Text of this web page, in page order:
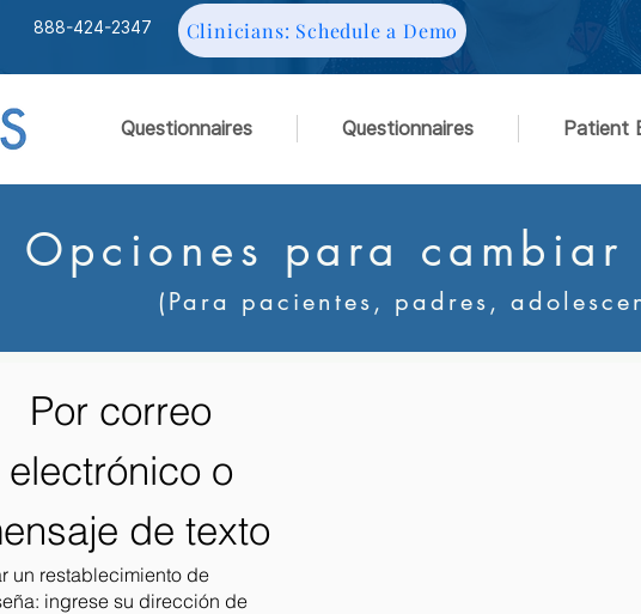
888-424-2347 Clinicians: Schedule a Demo
Questionnaires Questionnaires Patient
Opciones para cambiar
(Para pacientes, padres,
Por correo
electrónico o
de texto
un restablecimiento de
ingrese su dirección de